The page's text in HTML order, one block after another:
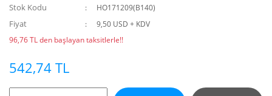
Stok Kodu HO171209(B140)
Fiyat
9,50 USD + KDV
96,76 TL den başlayan taksitlerle!!
542,74 TL